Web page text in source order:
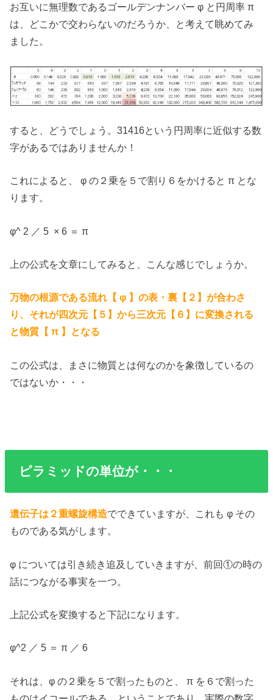
お互いに無理数であるゴールデンナンバー φ と円周率 π
は、どこかで交わらないのだろうか、と考えて眺めてみ
ました。
すると、どうでしょう。31416という円周率に近似する数
字があるではありませんか！
これによると、 φ の２乗を５で割り６をかけると π とな
ります。
φ^ 2 ／ 5 × 6 ＝ π
上の公式を文章にしてみると、こんな感じでしょうか。
万物の根源である流れ【 φ 】の表・裏【２】が合わさ
り、それが四次元【５】から三次元【６】に変換される
と物質【 π 】となる
この公式は、まさに物質とは何なのかを象徴しているの
ではないか・・・
ピラミッドの単位が・・・
遺伝子は２重螺旋構造でできていますが、これも φ その
ものである気がします。
φ については引き続き追及していきますが、前回①の時の
話につながる事実を一つ。
上記公式を変換すると下記になります。
φ^2 ／ 5 ＝ π ／ 6
それは、φ の２乗を５で割ったものと、 π を６で割った